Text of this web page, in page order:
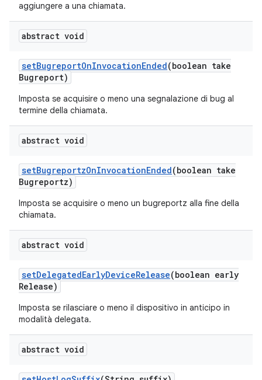
aggiungere a una chiamata.
abstract void
setBugreportOnInvocationEnded(boolean take
Bugreport)
Imposta se acquisire o meno una segnalazione di bug al
termine della chiamata.
abstract void
setBugreportzOnInvocationEnded(boolean take
Bugreportz)
Imposta se acquisire o meno un bugreportz alla fine della
chiamata.
abstract void
setDelegatedEarlyDeviceRelease(boolean early
Release)
Imposta se rilasciare o meno il dispositivo in anticipo in
modalità delegata.
abstract void